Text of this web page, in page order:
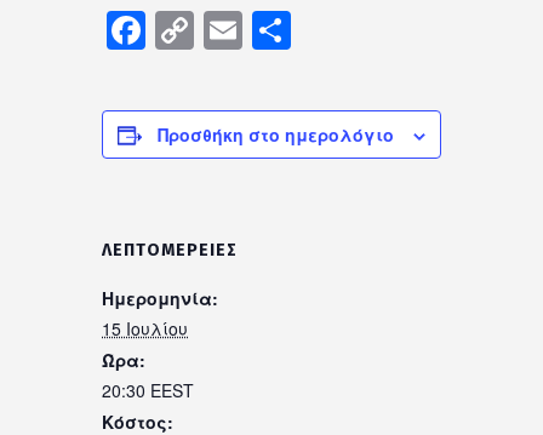
Facebook
Copy
Link
Email
Προσθήκη στο ημερολόγιο
ΛΕΠΤΟΜΈΡΕΙΕΣ
Ημερομηνία:
15 Ιουλίου
Ώρα:
20:30 EEST
Κόστος: